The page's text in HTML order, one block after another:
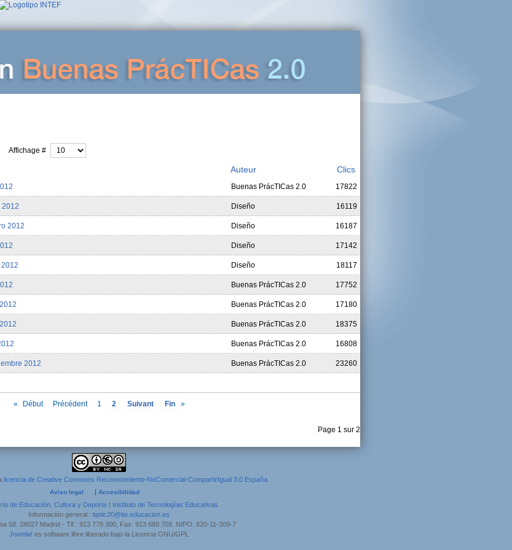
Affichage #
Auteur Clics
Buenas PrácTICas 2.0 17822
2012 Diseño 16119
2012 Diseño 16187
Diseño 17142
2012 Diseño 18117
Buenas PrácTICas 2.0 17752
Buenas PrácTICas 2.0 17180
Buenas PrácTICas 2.0 18375
Buenas PrácTICas 2.0 16808
2012 Buenas PrácTICas 2.0 23260
« Début Précédent 1 2 Suivant Fin »
Page 1 sur 2
licencia de Creative Commons Reconocimiento-NoComercial-CompartirIgual 3.0 España
Aviso legal | Accesibilidad
de Educación, Cultura y Deporte | Instituto de Tecnologías Educativas
Información general : bptic20@ite.educacion.es
58. 28027 Madrid - Tlf.: 913 778 300, Fax: 913 680 709. NIPO: 820-11-309-7
Joomla! es software libre liberado bajo la Licencia GNU/GPL